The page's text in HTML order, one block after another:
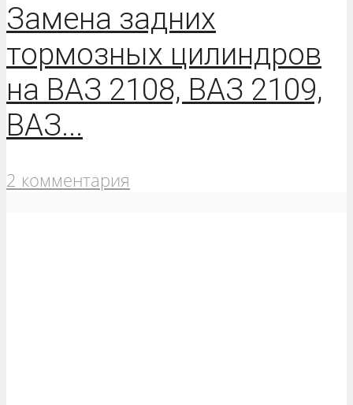
Замена задних
тормозных цилиндров
на ВАЗ 2108, ВАЗ 2109,
ВАЗ...
2 комментария